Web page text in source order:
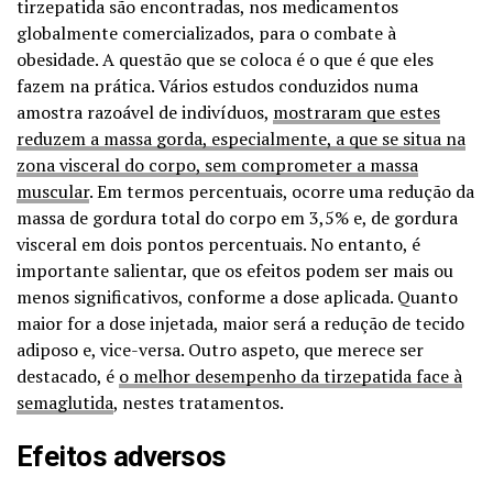
tirzepatida são encontradas, nos medicamentos
globalmente comercializados, para o combate à
obesidade. A questão que se coloca é o que é que eles
fazem na prática. Vários estudos conduzidos numa
amostra razoável de indivíduos, mostraram que estes
reduzem a massa gorda, especialmente, a que se situa na
zona visceral do corpo, sem comprometer a massa
muscular. Em termos percentuais, ocorre uma redução da
massa de gordura total do corpo em 3,5% e, de gordura
visceral em dois pontos percentuais. No entanto, é
importante salientar, que os efeitos podem ser mais ou
menos significativos, conforme a dose aplicada. Quanto
maior for a dose injetada, maior será a redução de tecido
adiposo e, vice-versa. Outro aspeto, que merece ser
destacado, é o melhor desempenho da tirzepatida face à
semaglutida, nestes tratamentos.
Efeitos adversos